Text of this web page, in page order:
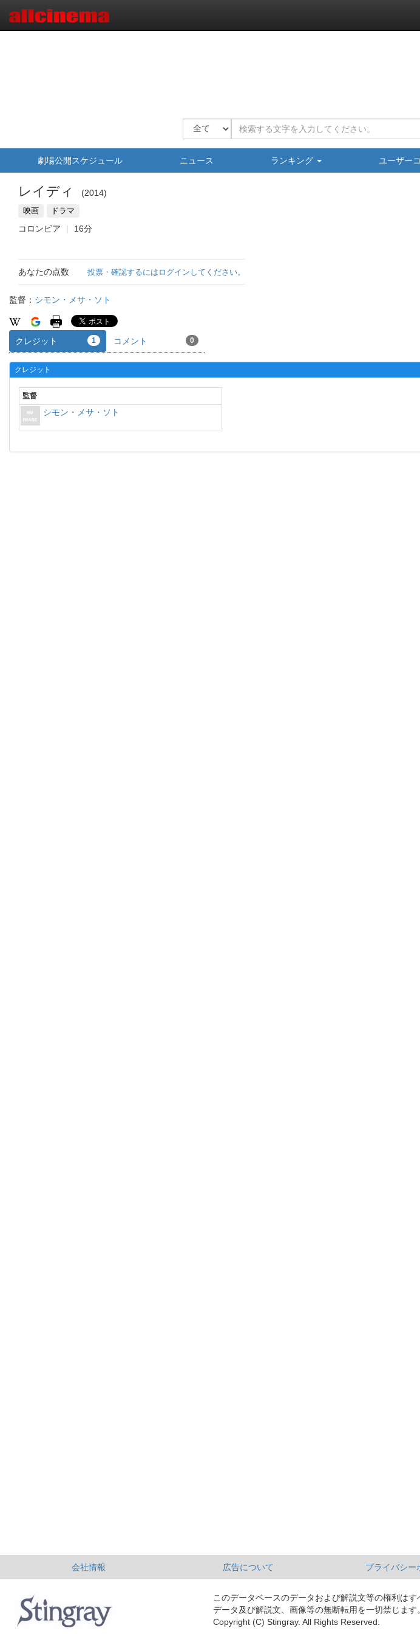
劇場公開スケジュール ニュース ランキング ユーザー
レイディ 2014
映画 ドラマ
コロンビア 16分
あなたの点数 投票・確認するにはログインしてください。
監督： シモン・メサ・ソト
クレジット 1 コメント 0
クレジット
監督
シモン・メサ・ソト
会社情報 広告について プライバシー
このデータベースのデータおよび解説文等の権利は
データ及び解説文、画像等の無断転用を一切禁じます。
Copyright (C) Stingray. All Rights Reserved.